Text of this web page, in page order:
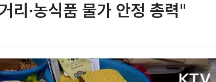
리·농식품 물가 안정 총력"